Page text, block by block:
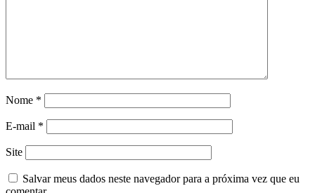
Nome *
E-mail *
Site
Salvar meus dados neste navegador para a próxima vez que eu